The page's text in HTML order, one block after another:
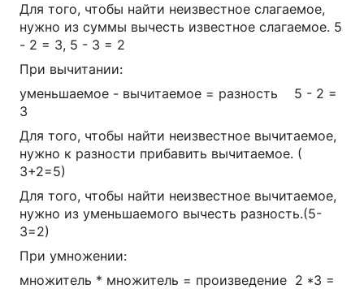
Для того, чтобы найти неизвестное слагаемое,
нужно из суммы вычесть известное слагаемое. 5
- 2 = 3, 5 - 3 = 2
При вычитании:
уменьшаемое - вычитаемое = разность 5 - 2 =
3
Для того, чтобы найти неизвестное вычитаемое,
нужно к разности прибавить вычитаемое. (
3+2=5)
Для того, чтобы найти неизвестное вычитаемое,
нужно из уменьшаемого вычесть разность.(5-
3=2)
При умножении:
множитель * множитель = произведение 2 *3 =